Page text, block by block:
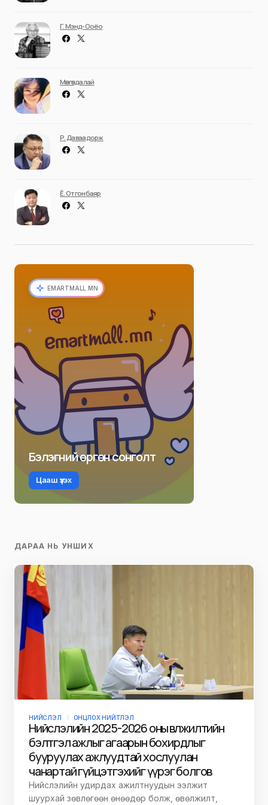
Г. Мэнд-Ооёо
Мөнгөндалай
Р. Даваадорж
Ё. Отгонбаяр
EMARTMALL.MN
Бэлэгний өргөн сонголт
Цааш үзэх
ДАРАА НЬ УНШИХ
НИЙСЛЭЛ ОНЦЛОХ НИЙТЛЭЛ
Нийслэлийн 2025-2026 оны өвөлжилтийн
бэлтгэл ажлыг агаарын бохирдлыг
бууруулах ажлуудтай хослуулан
чанартай гүйцэтгэхийг үүрэг болгов
Нийслэлийн удирдах ажилтнуудын ээлжит
шуурхай зөвлөгөөн өнөөдөр болж, өвөлжилт,